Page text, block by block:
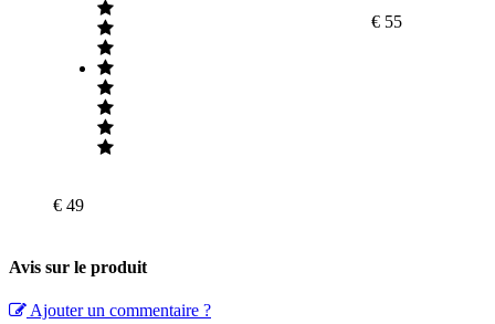
€ 49
€ 55
Avis sur le produit
Ajouter un commentaire ?